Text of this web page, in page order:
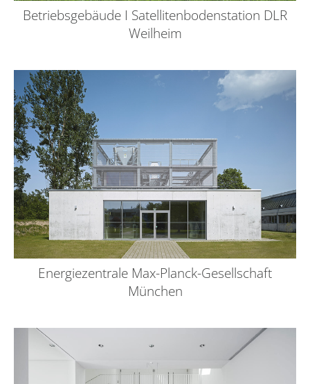
Betriebsgebäude I Satellitenbodenstation DLR
Weilheim
Energiezentrale Max-Planck-Gesellschaft
München